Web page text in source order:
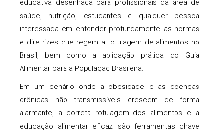
educativa desenhada para profissionais da área de
saúde, nutrição, estudantes e qualquer pessoa
interessada em entender profundamente as normas
e diretrizes que regem a rotulagem de alimentos no
Brasil, bem como a aplicação prática do Guia
Alimentar para a População Brasileira.
Em um cenário onde a obesidade e as doenças
crônicas não transmissíveis crescem de forma
alarmante, a correta rotulagem dos alimentos e a
educação alimentar eficaz são ferramentas chave